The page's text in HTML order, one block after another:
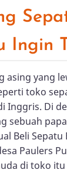
Ingin
asing yang
toko
Inggris. Di
sebuah
Beli
Paulers
di toko